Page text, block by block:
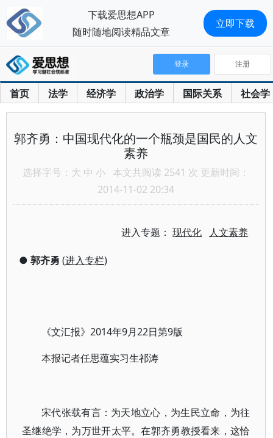
首页 法学 经济学 政治学 国际关系 社会学
登录 注册
郭齐勇：中国现代化的一个瓶颈是国民的人文
素养
选择字号： 大 中 小 本文共阅读 2541 次 更新时间：
2014-11-02 20:34
进入专题：现代化 人文素养
● 郭齐勇 (进入专栏)
《文汇报》2014年9月22日第9版
本报记者任思蕴实习生祁涛
宋代张载有言：为天地立心，为生民立命，为往
圣继绝学，为万世开太平。在郭齐勇教授看来，这恰
下载爱思想APP
随时随地阅读精品文章
立即下载